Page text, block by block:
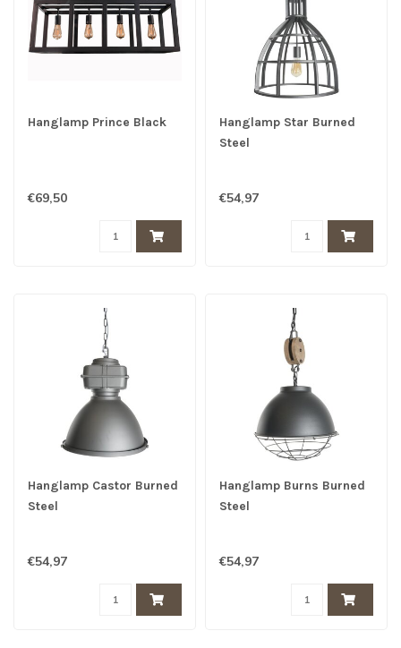
Hanglamp Prince Black
€69,50
Hanglamp Star Burned
Steel
€54,97
Hanglamp Castor Burned
Steel
€54,97
Hanglamp Burns Burned
Steel
€54,97